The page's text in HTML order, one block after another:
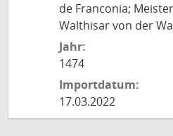
de Franconia;
Walthisar von der
Jahr:
1474
Importdatum:
17.03.2022